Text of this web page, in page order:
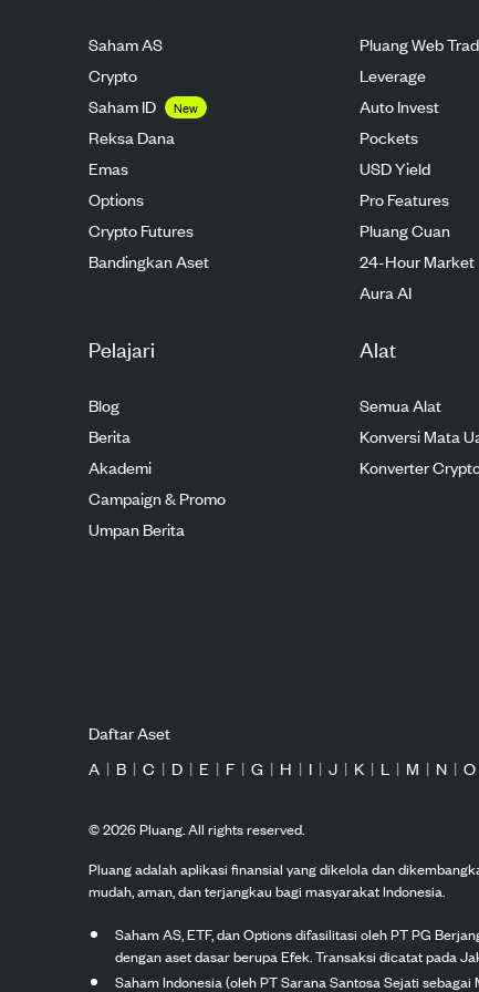
Saham AS
Crypto
Saham ID
New
Reksa Dana
Emas
Options
Crypto Futures
Bandingkan Aset
Pluang Web
Leverage
Auto Invest
Pockets
USD Yield
Pro Features
Pluang Cuan
24-Hour Market
Aura AI
Pelajari
Blog
Berita
Akademi
Campaign & Promo
Umpan Berita
Alat
Semua Alat
Konversi Mata
Konverter
Daftar Aset
A | B | C | D | E | F | G | H | I | J | K | L | M | N | O
©2026Pluang. All rights reserved.
Pluang adalah aplikasi finansial yang dikelola dan
mudah, aman, dan terjangkau bagi masyarakat Indonesia.
Saham AS, ETF, dan Options difasilitasi oleh PT PG
dengan aset dasar berupa Efek. Transaksi dicatat pada
Saham Indonesia (oleh PT Sarana Santosa Sejati